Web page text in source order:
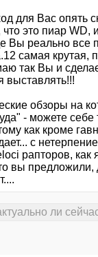
для Вас опять
это пиар WD,
Вы реально все
самая крутая,
так Вы и
выставлять!!!
обзоры на
- можете себе
как кроме
с
рапторов, как
вы предложили,
ли